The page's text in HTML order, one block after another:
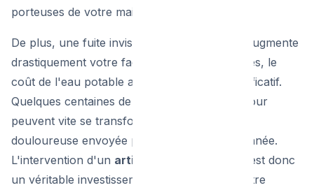
porteuses de votre maison bruxelloise.
De plus, une fuite invisible ou mal colmatée augmente
drastiquement votre facture d'eau. À Bruxelles, le
coût de l'eau potable au mètre cube est significatif.
Quelques centaines de litres perdus chaque jour
peuvent vite se transformer en une facture
douloureuse envoyée par Vivaqua en fin d'année.
L'intervention d'un artisan plombier
qualifié est donc
un véritable investissement pour protéger votre